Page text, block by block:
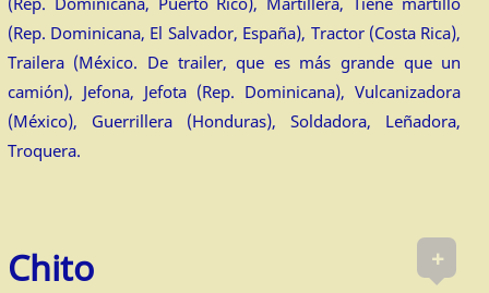
(Rep. Dominicana, El Salvador, España), Tractor (Costa Rica),
Trailera (México. De trailer, que es más grande que un
camión), Jefona, Jefota (Rep. Dominicana), Vulcanizadora
(México), Guerrillera (Honduras), Soldadora, Leñadora,
Troquera.
+
Chito